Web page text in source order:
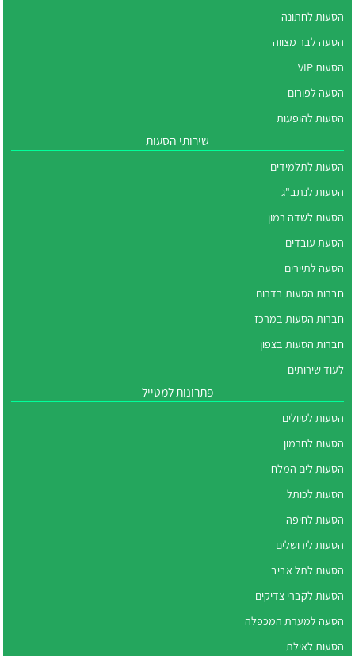
הסעות לחתונה
הסעה לבר מצווה
הסעות VIP
הסעה לפורום
הסעות להופעות
שירותי הסעות
הסעות לתלמידים
הסעות לנתב"ג
הסעות לשדה רמון
הסעת עובדים
הסעה לתיירים
חברות הסעות בדרום
חברות הסעות במרכז
חברות הסעות בצפון
לעוד שירותים
פתרונות למטייל
הסעות לטיולים
הסעות לחרמון
הסעות לים המלח
הסעות לכותל
הסעות לחיפה
הסעות לירושלים
הסעות לתל אביב
הסעות לקברי צדיקים
הסעה למערת המכפלה
הסעות לאילת